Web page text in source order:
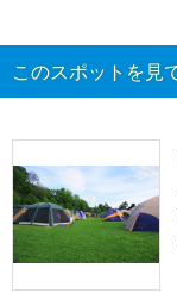
このスポットを見